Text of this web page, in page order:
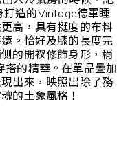
打造的Vintage德軍睡
高，具有挺度的布料
。恰好及膝的長度完
的開衩修飾身形，稍
搭的精華。在單品疊加
出來，映照出除了務
的土象風格！​